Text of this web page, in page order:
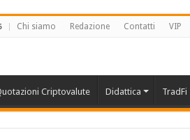
Chi siamo Redazione Contatti VIP
Criptovalute Didattica TradFi